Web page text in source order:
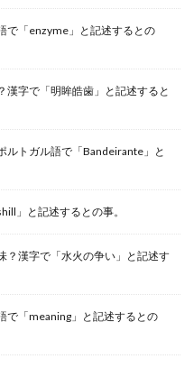
で「enzyme」と記述するとの
漢字で「明眸皓歯」と記述すると
ルトガル語で「Bandeirante」と
」と記述するとの事。
？漢字で「水火の争い」と記述す
で「meaning」と記述するとの